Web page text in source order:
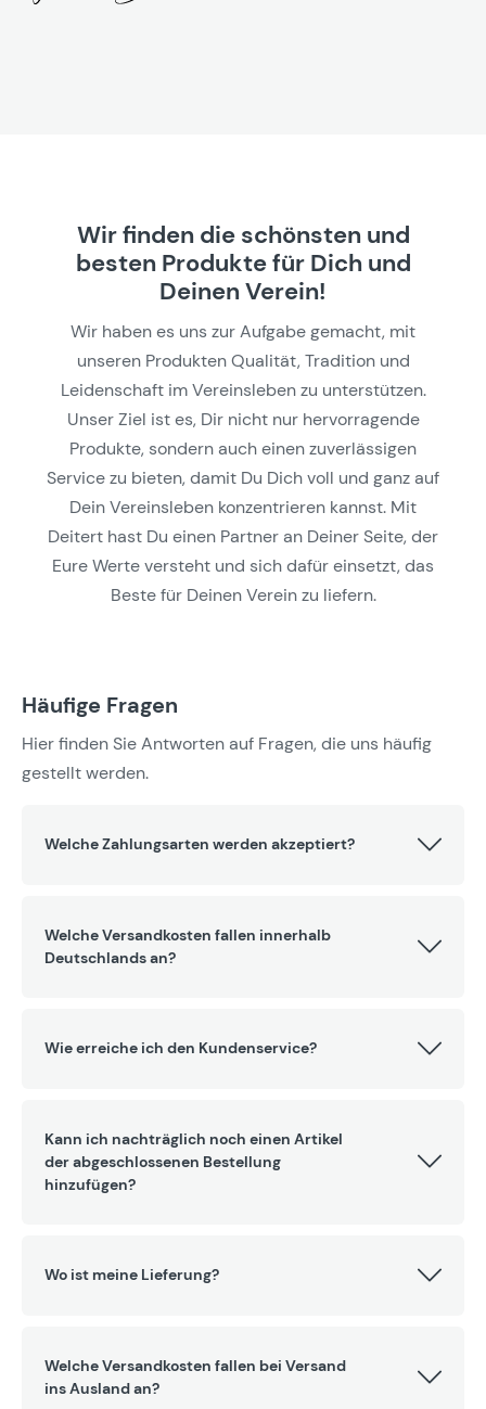
Wir finden die schönsten und
besten Produkte für Dich und
Deinen Verein!
Wir haben es uns zur Aufgabe gemacht, mit
unseren Produkten Qualität, Tradition und
Leidenschaft im Vereinsleben zu unterstützen.
Unser Ziel ist es, Dir nicht nur hervorragende
Produkte, sondern auch einen zuverlässigen
Service zu bieten, damit Du Dich voll und ganz auf
Dein Vereinsleben konzentrieren kannst. Mit
Deitert hast Du einen Partner an Deiner Seite, der
Eure Werte versteht und sich dafür einsetzt, das
Beste für Deinen Verein zu liefern.
Häufige Fragen
Hier finden Sie Antworten auf Fragen, die uns häufig
gestellt werden.
Welche Zahlungsarten werden akzeptiert?
Welche Versandkosten fallen innerhalb
Deutschlands an?
Wie erreiche ich den Kundenservice?
Kann ich nachträglich noch einen Artikel
der abgeschlossenen Bestellung
hinzufügen?
Wo ist meine Lieferung?
Welche Versandkosten fallen bei Versand
ins Ausland an?